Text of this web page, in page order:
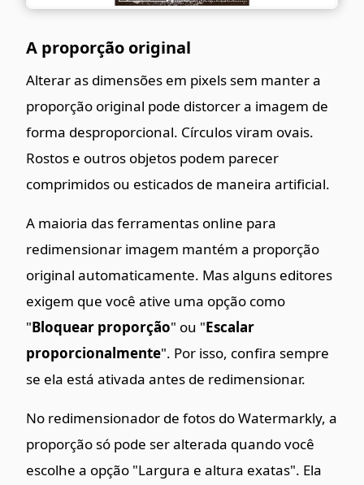
A proporção original
Alterar as dimensões em pixels sem manter a
proporção original pode distorcer a imagem de
forma desproporcional. Círculos viram ovais.
Rostos e outros objetos podem parecer
comprimidos ou esticados de maneira artificial.
A maioria das ferramentas online para
redimensionar imagem mantém a proporção
original automaticamente. Mas alguns editores
exigem que você ative uma opção como
"Bloquear proporção" ou "Escalar
proporcionalmente". Por isso, confira sempre
se ela está ativada antes de redimensionar.
No redimensionador de fotos do Watermarkly, a
proporção só pode ser alterada quando você
escolhe a opção "Largura e altura exatas". Ela